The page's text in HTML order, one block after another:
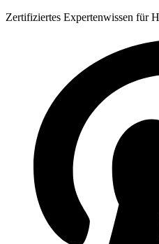
Zum
Zertifiziertes Expertenwissen für